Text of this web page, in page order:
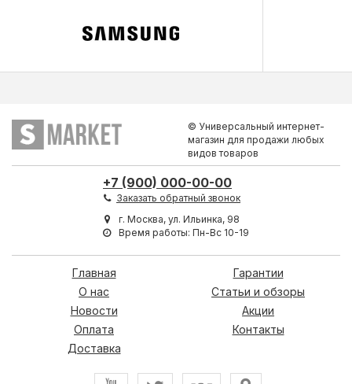
© Универсальный интернет-
магазин для продажи любых
видов товаров
+7 (900) 000-00-00
Заказать обратный звонок
г. Москва, ул. Ильинка, 98
Время работы: Пн-Вс 10-19
Главная
О нас
Новости
Оплата
Доставка
Гарантии
Статьи и обзоры
Акции
Контакты